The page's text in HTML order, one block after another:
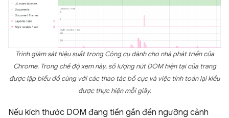
Trình giám sát hiệu suất trong Công cụ dành cho nhà phát triển của
Chrome. Trong chế độ xem này, số lượng nút DOM hiện tại của trang
được lập biểu đồ cùng với các thao tác bố cục và việc tính toán lại kiểu
được thực hiện mỗi giây.
Nếu kích thước DOM đang tiến gần đến ngưỡng cảnh